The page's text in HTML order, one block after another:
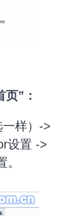
”：
一样）->
设置 ->